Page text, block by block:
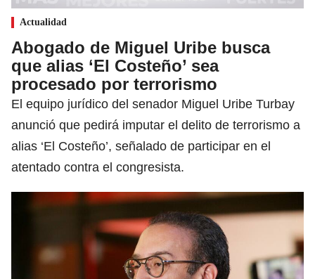
Actualidad
Abogado de Miguel Uribe busca
que alias ‘El Costeño’ sea
procesado por terrorismo
El equipo jurídico del senador Miguel Uribe Turbay
anunció que pedirá imputar el delito de terrorismo a
alias ‘El Costeño’, señalado de participar en el
atentado contra el congresista.